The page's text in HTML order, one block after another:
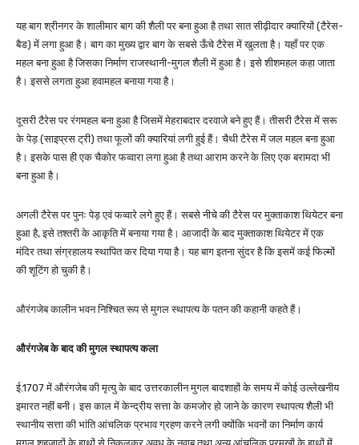
यह बाग श्रीनगर के शालीमार बाग की शैली पर बना हुआ है तथा सात सीढ़ीदार क्यारियों (टैरेस-
बैड) में लगा हुआ है। बाग का मुख्य द्वार बाग के सबसे ऊँचे टैरेस में खुलता है। यहाँ पर एक
महल बना हुआ है जिसका निर्माण राजस्थानी-मुगल शैली में हुआ है। इसे शीशमहल कहा जाता
है। इससे लगता हुआ हवामहल बनाया गया है।
दूसरी टैरेस पर रंगमहल बना हुआ है जिसमें मेहराबदार दरवाजे बने हुए हैं। तीसरी टैरेस में सरू
के पेड़ (साइप्रस ट्री) तथा फूलों की क्यारियां लगी हुई हैं। चैथी टैरेस में जल महल बना हुआ
है। इसके पास ही एक चैकोर फव्वारा लगा हुआ है तथा आराम करने के लिए एक बरामदा भी
बना हुआ है।
अगली टैरेस पर पुनः पेड़ एवं फव्वारे लगे हुए हैं। सबसे नीचे की टैरेस पर मुक्ताकाश थियेटर बना
हुआ है, इसे तश्तरी के आकृति में बनाया गया है। आजादी के बाद मुक्ताकाश थियेटर में एक
मंदिर तथा संग्रहालय स्थापित कर दिया गया है। यह बाग इतना सुंदर है कि इसमें कई फिल्मों
की शूटिंग हो चुकी है।
औरंगजेब कालीन भवन निश्चित रूप से मुगल स्थापत्य के पतन की कहानी कहते हैं।
औरंगजेब के बाद की मुगल स्थापत्य कला
ई.1707 में औरंगजेब की मृत्यु के बाद उत्तरकालीन मुगल बादशाहों के समय में कोई उल्लेखनीय
इमारत नहीं बनी। इस काल में केन्द्रीय सत्ता के कमजोर हो जाने के कारण स्थापत्य शैली भी
स्थानीय सत्ता की भांति आंचलिक प्रभाव ग्रहण करने लगी क्योंकि भवनों का निर्माण कार्य